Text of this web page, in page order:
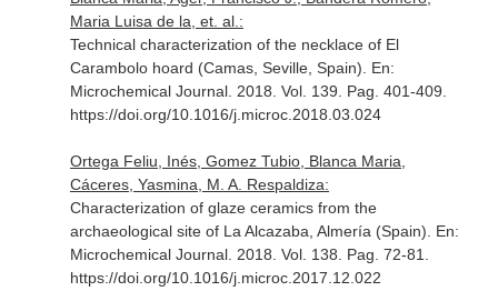
Maria Luisa de la, et. al.:
Technical characterization of the necklace of El
Carambolo hoard (Camas, Seville, Spain). En:
Microchemical Journal. 2018. Vol. 139. Pag. 401-409.
https://doi.org/10.1016/j.microc.2018.03.024
Ortega Feliu, Inés, Gomez Tubio, Blanca Maria,
Cáceres, Yasmina, M. A. Respaldiza:
Characterization of glaze ceramics from the
archaeological site of La Alcazaba, Almería (Spain). En:
Microchemical Journal. 2018. Vol. 138. Pag. 72-81.
https://doi.org/10.1016/j.microc.2017.12.022